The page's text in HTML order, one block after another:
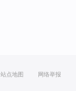
站点地图 网络举报